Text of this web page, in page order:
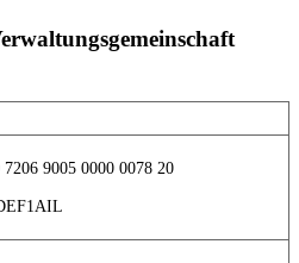
9005 0000 0078 20